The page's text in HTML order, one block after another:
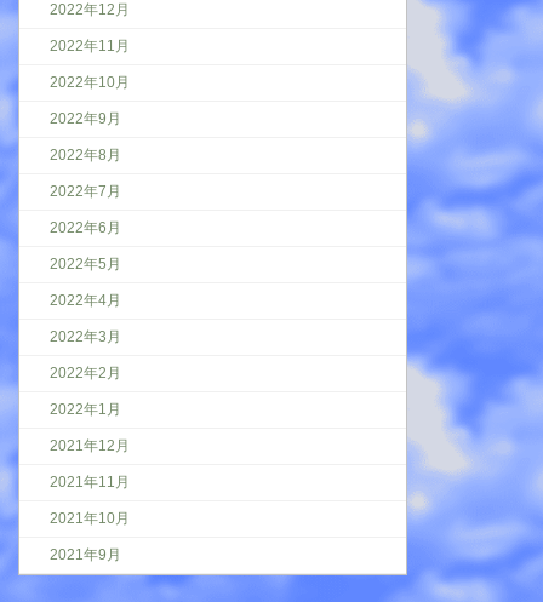
2022年12月
2022年11月
2022年10月
2022年9月
2022年8月
2022年7月
2022年6月
2022年5月
2022年4月
2022年3月
2022年2月
2022年1月
2021年12月
2021年11月
2021年10月
2021年9月